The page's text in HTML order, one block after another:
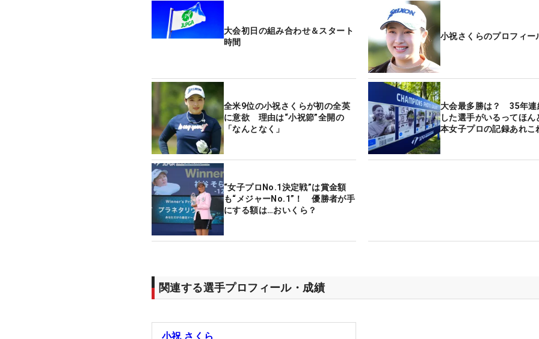
大会初日の組み合わせ＆スタート
時間
小祝さくらのプロフィー
全米9位の小祝さくらが初の全英
に意欲 理由は“小祝節”全開の
「なんとなく」
大会最多勝は？ 35年連
した選手がいるってほ
本女子プロの記録あれこ
“女子プロNo.1決定戦”は賞金額
も“メジャーNo.1”！ 優勝者が手
にする額は…おいくら？
関連する選手プロフィール・成績
小祝 さくら